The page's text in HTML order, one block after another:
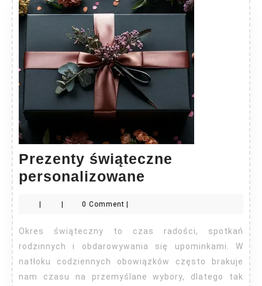
Prezenty świąteczne
personalizowane
0 Comment
Okres świąteczny to czas radości, spotkań
rodzinnych i obdarowywania się upominkami. W
natłoku codziennych obowiązków często brakuje
nam czasu na przemyślane wybory, dlatego tak